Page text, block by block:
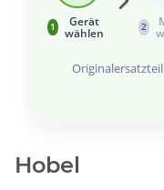
1
Gerät
wählen
2
Hobel